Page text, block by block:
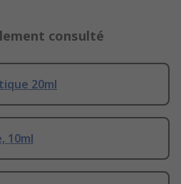
consulté
20ml
10ml